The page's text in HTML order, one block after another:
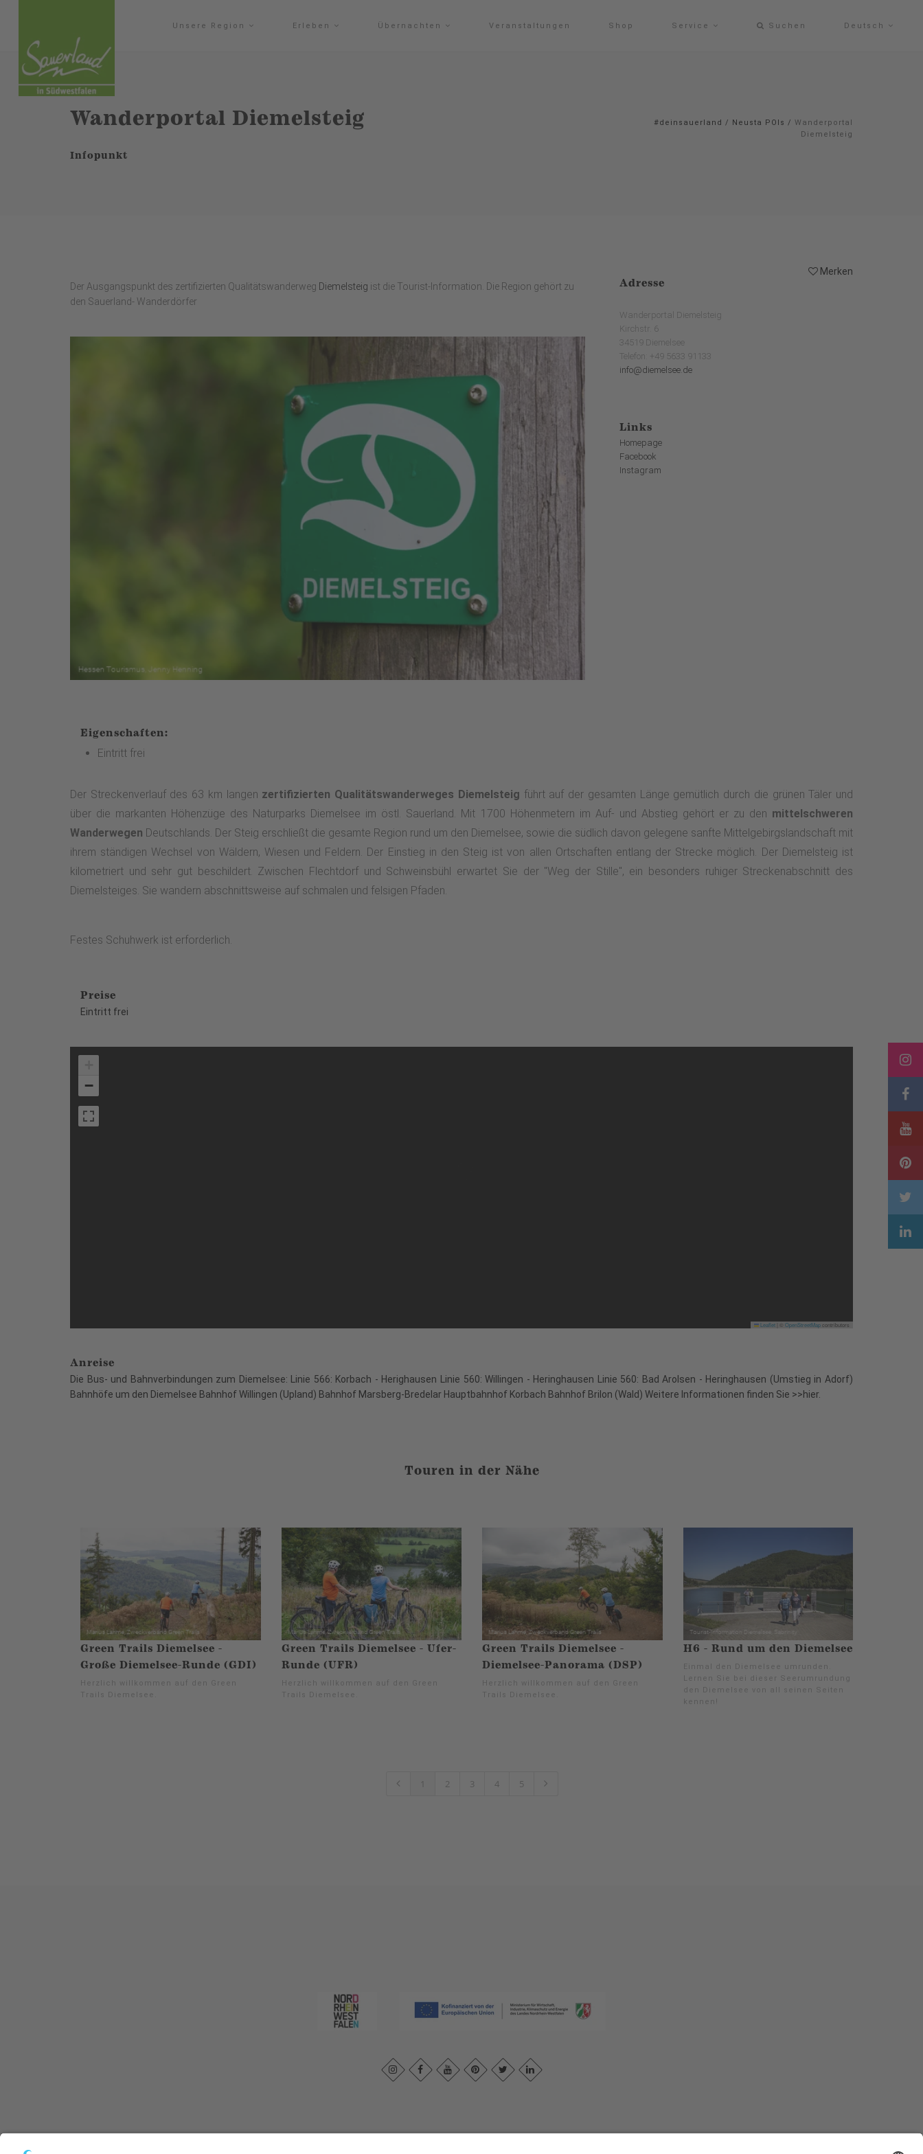
Unsere Region Erleben Übernachten Veranstaltungen Shop Service Suchen Deutsch
Wanderportal Diemelsteig
Infopunkt
#deinsauerland / Neusta POIs / Wanderportal
Diemelsteig
Merken
Der Ausgangspunkt des zertifizierten Qualitätswanderweg Diemelsteig ist die Tourist-Information. Die Region gehört zu
den Sauerland- Wanderdörfer
Adresse
Wanderportal Diemelsteig
Kirchstr. 6
34519 Diemelsee
Telefon: +49 5633 91133
info@diemelsee.de
Links
Homepage
Facebook
Instagram
Eigenschaften:
Eintritt frei
Der Streckenverlauf des 63 km langen zertifizierten Qualitätswanderweges Diemelsteig führt auf der gesamten Länge gemütlich durch die grünen Täler und
über die markanten Höhenzüge des Naturparks Diemelsee im östl. Sauerland. Mit 1700 Höhenmetern im Auf- und Abstieg gehört er zu den mittelschweren
Wanderwegen Deutschlands. Der Steig erschließt die gesamte Region rund um den Diemelsee, sowie die südlich davon gelegene sanfte Mittelgebirgslandschaft mit
ihrem ständigen Wechsel von Wäldern, Wiesen und Feldern. Der Einstieg in den Steig ist von allen Ortschaften entlang der Strecke möglich. Der Diemelsteig ist
kilometriert und sehr gut beschildert. Zwischen Flechtdorf und Schweinsbühl erwartet Sie der "Weg der Stille", ein besonders ruhiger Streckenabschnitt des
Diemelsteiges. Sie wandern abschnittsweise auf schmalen und felsigen Pfaden.
Festes Schuhwerk ist erforderlich.
Preise
Eintritt frei
−
Leaflet OpenStreetMapcontributors
Anreise
Die Bus- und Bahnverbindungen zum Diemelsee: Linie 566: Korbach - Herighausen Linie 560: Willingen - Heringhausen Linie 560: Bad Arolsen - Heringhausen (Umstieg in Adorf)
Bahnhöfe um den Diemelsee Bahnhof Willingen (Upland) Bahnhof Marsberg-Bredelar Hauptbahnhof Korbach Bahnhof Brilon (Wald) Weitere Informationen finden Sie >>hier.
Touren in der Nähe
Green Trails Diemelsee -
Große Diemelsee-Runde (GDI)
Herzlich willkommen auf den Green
Trails Diemelsee.
Green Trails Diemelsee - Ufer-
Runde (UFR)
Herzlich willkommen auf den Green
Trails Diemelsee.
Green Trails Diemelsee -
Diemelsee-Panorama (DSP)
Herzlich willkommen auf den Green
Trails Diemelsee.
H6 - Rund um den Diemelsee
Einmal den Diemelsee umrunden.
Lernen Sie bei dieser Seerumrundung
den Diemelsee von all seinen Seiten
kennen!
1 2 3 4 5